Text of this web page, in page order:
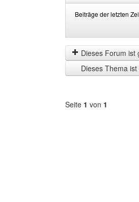
Beiträge der letzten
der
letzten
Zeit
anzeigen
by
Dieses Forum ist
Dieses Thema
Seite 1 von 1